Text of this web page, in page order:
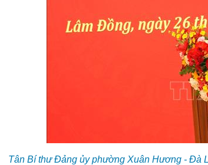
Tân Bí thư Đảng ủy phường Xuân Hương - Đà